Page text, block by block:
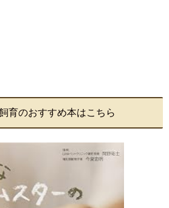
育のおすすめ本はこちら